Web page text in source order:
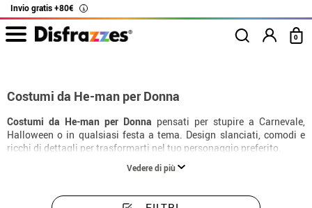
Invio gratis +80€ i
0
Costumi da He-man per Donna
Costumi da He-man per Donna pensati per stupire a Carnevale,
Halloween o in qualsiasi festa a tema. Design slanciati, comodi e
ricchi di dettagli per trasformarti nel tuo personaggio preferito.
Vedere di più